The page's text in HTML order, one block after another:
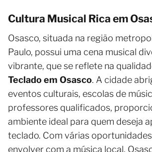
Cultura Musical Rica em
Osasco, situada na região
Paulo, possui uma cena musical
vibrante, que se reflete na
Teclado em Osasco. A cidade
eventos culturais, escolas de
professores qualificados,
ambiente ideal para quem deseja
teclado. Com várias
envolver com a música local,